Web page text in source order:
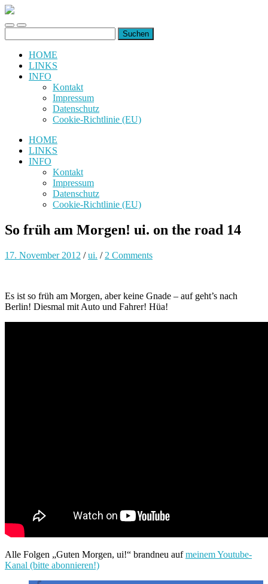
uiuiuiuiuiuiui.de
Toggle
mobile
Toggle
search
nach:
HOME
LINKS
INFO
Kontakt
Impressum
Datenschutz
Cookie-Richtlinie (EU)
HOME
LINKS
INFO
Kontakt
Impressum
Datenschutz
Cookie-Richtlinie (EU)
So früh am Morgen! ui. on the road 14
17. November 2012 /ui. / 2 Comments
Es ist so früh am Morgen, aber keine Gnade – auf geht’s nach
Berlin! Diesmal mit Auto und Fahrer! Hüa!
Alle Folgen „Guten Morgen, ui!“ brandneu aufmeinem Youtube-
Kanal (bitte abonnieren!)